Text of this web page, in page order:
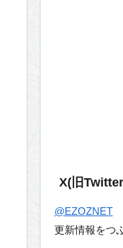
X(旧
@EZOZNET
更新情報をつ